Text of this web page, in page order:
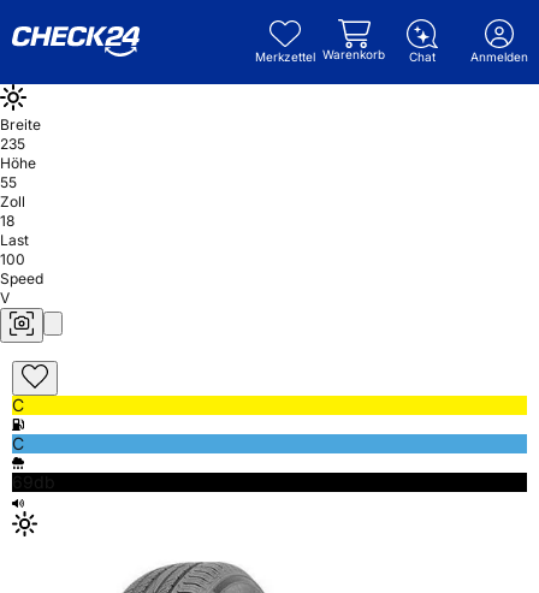
Merkzettel Warenkorb Chat Anmelden
Breite
235
Höhe
55
Zoll
18
Last
100
Speed
V
C
C
69db